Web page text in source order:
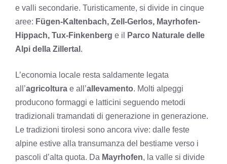
e valli secondarie. Turisticamente, si divide in cinque
aree: Fügen-Kaltenbach, Zell-Gerlos, Mayrhofen-
Hippach, Tux-Finkenberg e il
Parco Naturale delle
Alpi della Zillertal .
L’economia locale resta saldamente legata
all’agricoltura e all’allevamento. Molti alpeggi
producono formaggi e latticini seguendo metodi
tradizionali tramandati di generazione in generazione.
Le tradizioni tirolesi sono ancora vive: dalle feste
alpine estive alla transumanza del bestiame verso i
pascoli d’alta quota. Da Mayrhofen, la valle si divide